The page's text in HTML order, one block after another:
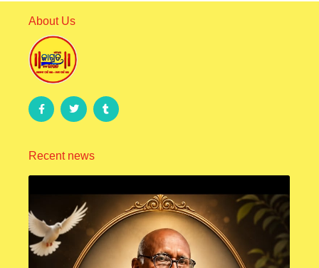
About Us
Recent news